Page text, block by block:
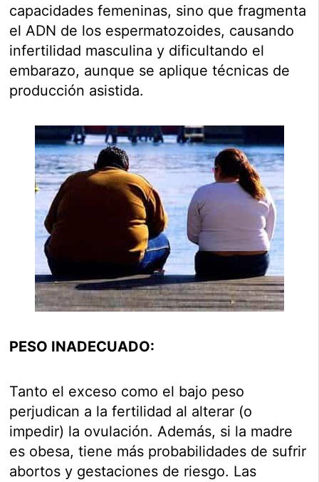
capacidades femeninas, sino que fragmenta
el ADN de los espermatozoides, causando
infertilidad masculina y dificultando el
embarazo, aunque se aplique técnicas de
producción asistida.
PESO INADECUADO:
Tanto el exceso como el bajo peso
perjudican a la fertilidad al alterar (o
impedir) la ovulación. Además, si la madre
es obesa, tiene más probabilidades de sufrir
abortos y gestaciones de riesgo. Las